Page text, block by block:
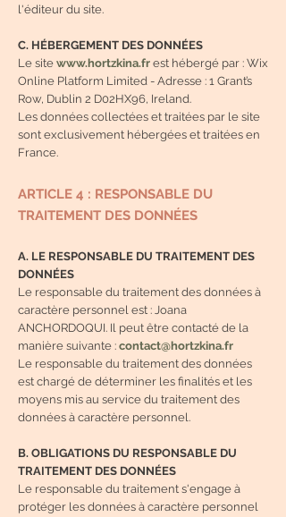
l'éditeur du site.
C. HÉBERGEMENT DES DONNÉES
Le site www.hortzkina.fr est hébergé par : Wix
Online Platform Limited - Adresse : 1 Grant’s
Row, Dublin 2 D02HX96, Ireland.
Les données collectées et traitées par le site
sont exclusivement hébergées et traitées en
France.
ARTICLE 4 : RESPONSABLE DU
TRAITEMENT DES DONNÉES
A. LE RESPONSABLE DU TRAITEMENT DES
DONNÉES
Le responsable du traitement des données à
caractère personnel est : Joana
ANCHORDOQUI. Il peut être contacté de la
manière suivante : contact@hortzkina.fr
Le responsable du traitement des données
est chargé de déterminer les finalités et les
moyens mis au service du traitement des
données à caractère personnel.
B. OBLIGATIONS DU RESPONSABLE DU
TRAITEMENT DES DONNÉES
Le responsable du traitement s'engage à
protéger les données à caractère personnel